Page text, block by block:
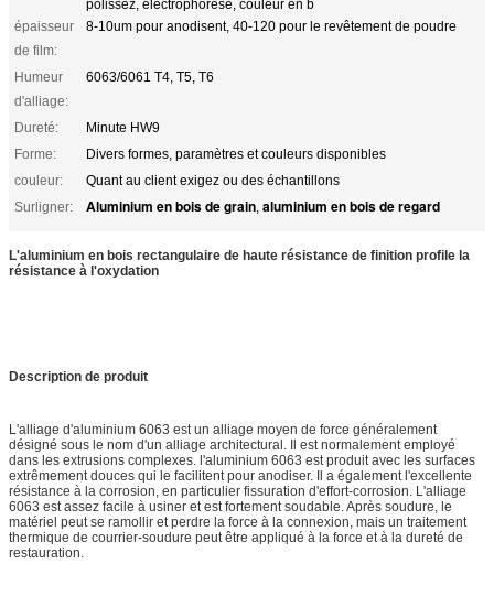
polissez, électrophorèse, couleur en b
épaisseur
de film:
8-10um pour anodisent, 40-120 pour le revêtement de poudre
Humeur
d'alliage:
6063/6061 T4, T5, T6
Dureté:
Minute HW9
Forme:
Divers formes, paramètres et couleurs disponibles
couleur:
Quant au client exigez ou des échantillons
Surligner:
Aluminium en bois de grain, aluminium en bois de regard
L'aluminium en bois rectangulaire de haute résistance de finition profile la
résistance à l'oxydation
Description de produit
L'alliage d'aluminium 6063 est un alliage moyen de force généralement
désigné sous le nom d'un alliage architectural. Il est normalement employé
dans les extrusions complexes. l'aluminium 6063 est produit avec les surfaces
extrêmement douces qui le facilitent pour anodiser. Il a également l'excellente
résistance à la corrosion, en particulier fissuration d'effort-corrosion. L'alliage
6063 est assez facile à usiner et est fortement soudable. Après soudure, le
matériel peut se ramollir et perdre la force à la connexion, mais un traitement
thermique de courrier-soudure peut être appliqué à la force et à la dureté de
restauration.